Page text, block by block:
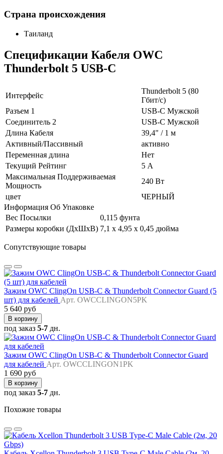
Страна происхождения
Таиланд
Спецификации Кабеля OWC
Thunderbolt 5 USB-C
Интерфейс
Thunderbolt 5 (80
Гбит/с)
Разъем 1
USB-C Мужской
Соединитель 2
USB-C Мужской
Длина Кабеля
39,4" / 1 м
Активный/Пассивный
активно
Переменная длина
Нет
Текущий Рейтинг
5 А
Максимальная Поддерживаемая
Мощность
240 Вт
цвет
ЧЕРНЫЙ
Информация Об Упаковке
Вес Посылки
0,115 фунта
Размеры коробки (ДхШхВ) 7,1 x 4,95 x 0,45 дюйма
Сопутствующие товары
Зажим OWC ClingOn USB-C & Thunderbolt Connector Guard (5
шт) для кабелей Арт. OWCCLINGON5PK
5 640 руб
В корзину
под заказ 5-7 дн.
Зажим OWC ClingOn USB-C & Thunderbolt Connector Guard
для кабелей Арт. OWCCLINGON1PK
1 690 руб
В корзину
под заказ 5-7 дн.
Похожие товары